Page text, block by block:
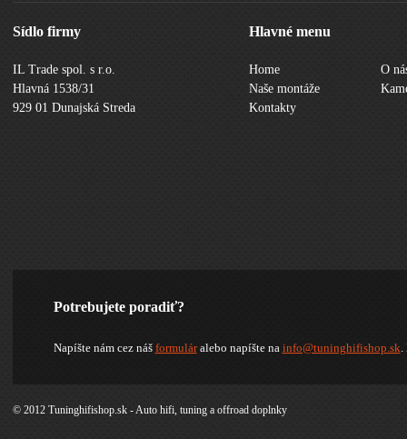
Sídlo firmy
IL Trade spol. s r.o.
Hlavná 1538/31
929 01 Dunajská Streda
Hlavné menu
Home
O
Naše montáže
Kontakty
Potrebujete poradiť?
Napíšte nám cez náš formuláralebo napíšte na info@tuninghifishop.sk.
© 2012 Tuninghifishop.sk - Auto hifi, tuning a offroad doplnky